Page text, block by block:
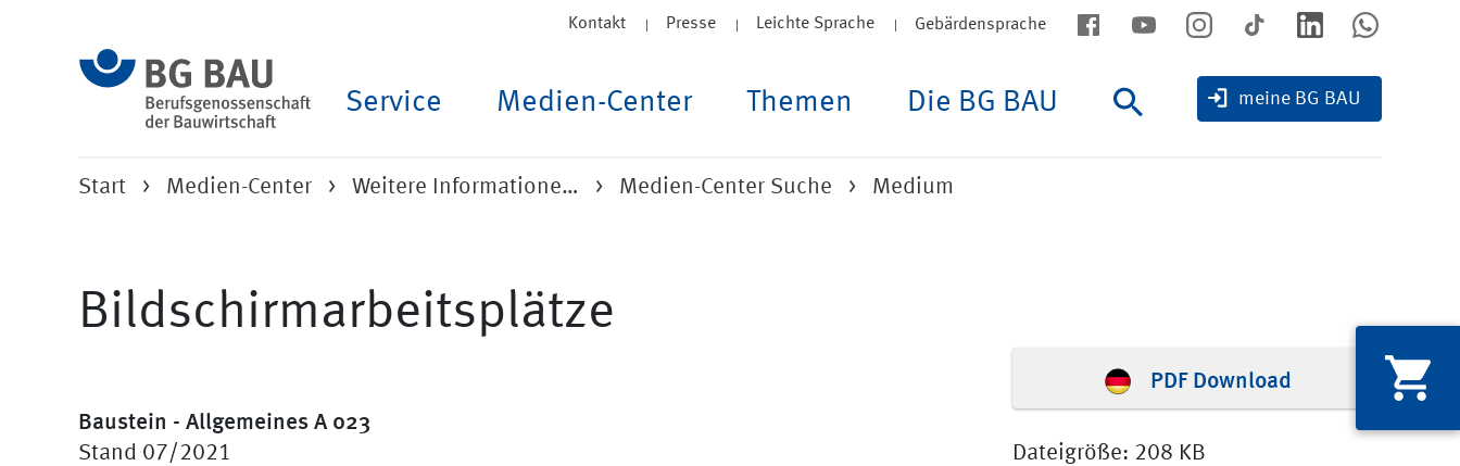
Kontakt Presse Leichte Sprache Gebärdensprache
Service Medien-Center Themen Die BG BAU Suche meine BG BAU
Start Medien-Center Weitere Informatione… Medien-Center Suche Medium
Bildschirmarbeitsplätze
Baustein - Allgemeines A 023
Stand 07/2021
PDF Download
Dateigröße: 208 KB